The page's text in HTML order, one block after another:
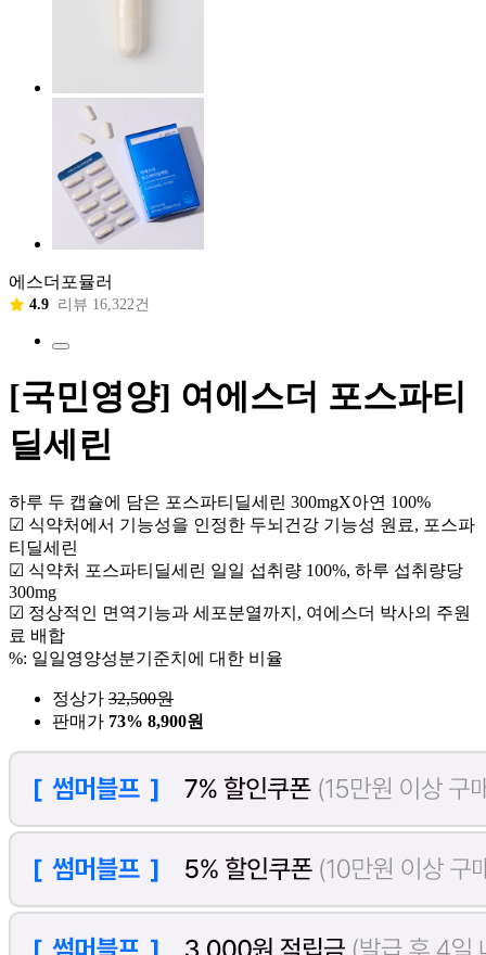
에스더포뮬러
4.9 리뷰 16,322건
[국민영양] 여에스더 포스파티
딜세린
하루 두 캡슐에 담은 포스파티딜세린 300mgX아연 100%
☑ 식약처에서 기능성을 인정한 두뇌건강 기능성 원료, 포스파
티딜세린
☑ 식약처 포스파티딜세린 일일 섭취량 100%, 하루 섭취량당
300mg
☑ 정상적인 면역기능과 세포분열까지, 여에스더 박사의 주원
료 배합
%: 일일영양성분기준치에 대한 비율
정상가 32,500원
판매가 73% 8,900원